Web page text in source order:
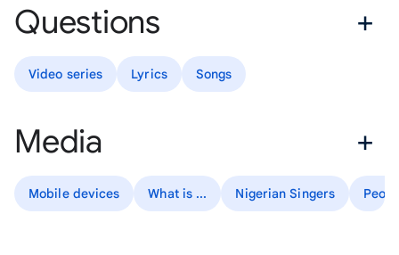
Questions
Video series Lyrics Songs
Media
Mobile devices What is ... Nigerian Singers